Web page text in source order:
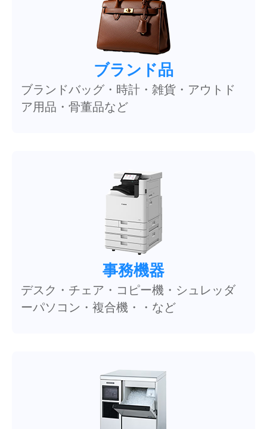
ブランド品
ブランドバッグ・時計・雑貨・アウトド
ア用品・骨董品など
事務機器
デスク・チェア・コピー機・シュレッダ
ーパソコン・複合機・・など